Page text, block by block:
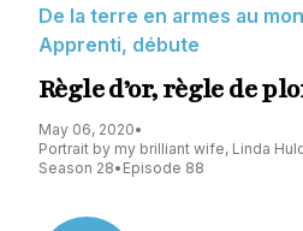
De la terre en armes au
Apprenti, débute
Règle d’or, règle de
May 06, 2020•
Portrait by my brilliant wife, Linda
Season 28• Episode 88